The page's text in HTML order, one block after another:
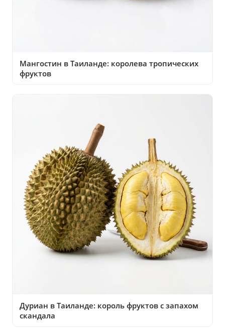
Мангостин в Таиланде: королева тропических
фруктов
Дуриан в Таиланде: король фруктов с запахом
скандала